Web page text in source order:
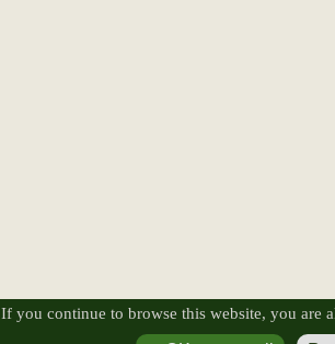
If you continue to browse this website, you are